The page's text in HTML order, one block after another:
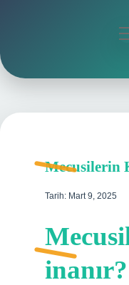
Hakkımızda
Mecusilerin
Tarih: Mart 9, 2025
inanır?